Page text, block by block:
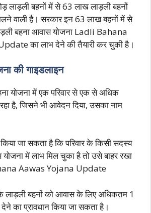
लाड़ली बहनों में से 63 लाख लाड़ली बहनों
वाली है। सरकार इन 63 लाख बहनों में से
बहना आवास योजना Ladli Bahana
का लाभ देने की तैयारी कर चुकी है।
की गाइडलाइन
योजना में एक परिवार से एक से अधिक
है, जिसने भी आवेदन दिया, उसका नाम
जा सकता है कि परिवार के किसी सदस्य
में लाभ मिल चुका है तो उसे बाहर रखा
Aawas Yojana Update
लाड़ली बहनों को आवास के लिए अधिकतम 1
का प्रावधान किया जा सकता है।